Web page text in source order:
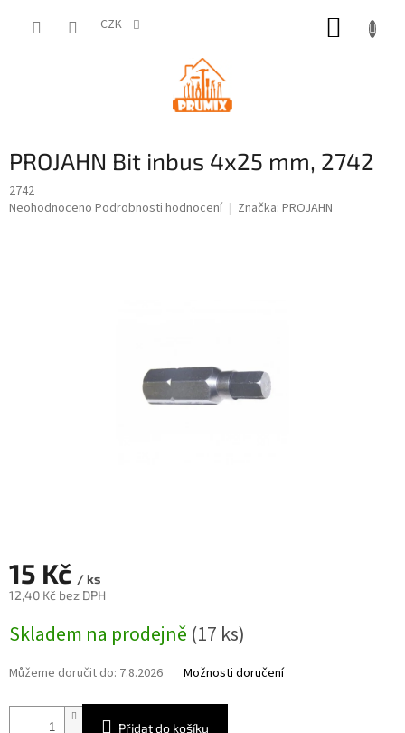
CZK
PROJAHN Bit inbus 4x25 mm, 2742
2742
Průměrné
Neohodnoceno Podrobnosti hodnocení Značka: PROJAHN
15 Kč / ks
12,40 Kč bez DPH
cena:
Skladem na prodejně (17 ks)
Můžeme doručit do: 7.8.2026 Možnosti doručení
Přidat do košíku